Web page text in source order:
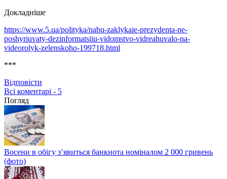
Докладніше
https://www.5.ua/polityka/nabu-zaklykaie-prezydenta-ne-
poshyriuvaty-dezinformatsiiu-vidomstvo-vidreahuvalo-na-
videorolyk-zelenskoho-199718.html
***
Відповіcти
Всі коментарі - 5
Погляд
Восени в обігу з’явиться банкнота номіналом 2 000 гривень
(фото)